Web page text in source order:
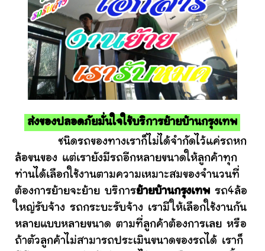
ส่งของปลอดภัยมั่นใจใช้บริการย้ายบ้านกรุงเทพ
ชนิดรถของทางเราก็ไม่ได้จำกัดไว้แค่รถหก
ล้อขนของ แต่เรายังมีรถอีกหลายขนาดให้ลูกค้าทุก
ท่านได้เลือกใช้งานตามความเหมาะสมของจำนวนที่
ต้องการย้ายจะย้าย บริการย้ายบ้านกรุงเทพ รถ4ล้อ
ใหญ่รับจ้าง รถกระบะรับจ้าง เรามีให้เลือกใช้งานกัน
หลายแบบหลายขนาด ตามที่ลูกค้าต้องการเลย หรือ
ถ้าตัวลูกค้าไม่สามารถประเมินขนาดของรถได้ เราก็